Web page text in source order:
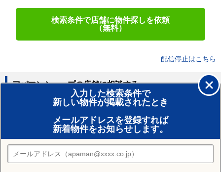
検索条件で店舗に物件探しを依頼
（無料）
配信停止はこちら
入力した検索条件で
新しい物件が掲載されたとき
メールアドレスを登録すれば
新着物件をお知らせします。
アパマンショップの店舗に相談する
賃貸のプロがお部屋探し！
おまかせ物件リクエスト
住みたい街の店舗を探す
店舗検索